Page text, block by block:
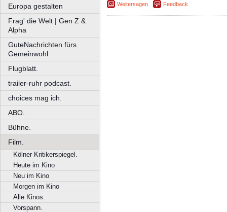
Europa gestalten
Frag' die Welt | Gen Z &
Alpha
GuteNachrichten fürs
Gemeinwohl
Flugblatt.
trailer-ruhr podcast.
choices mag ich.
ABO.
Bühne.
Film.
Kölner Kritikerspiegel.
Heute im Kino
Neu im Kino
Morgen im Kino
Alle Kinos.
Vorspann.
Weitersagen Feedback